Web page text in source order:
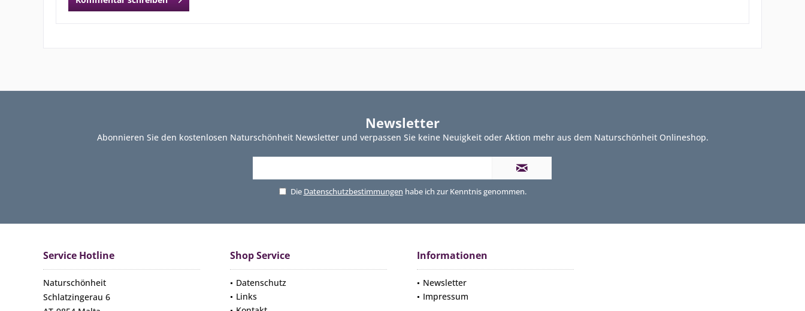
Newsletter
Abonnieren Sie den kostenlosen Naturschönheit Newsletter und verpassen Sie keine Neuigkeit oder Aktion mehr aus dem Naturschönheit Onlineshop.
Die Datenschutzbestimmungen habe ich zur Kenntnis genommen.
Service Hotline
Naturschönheit
Schlatzingerau 6
Shop Service
Datenschutz
Links
Informationen
Newsletter
Impressum